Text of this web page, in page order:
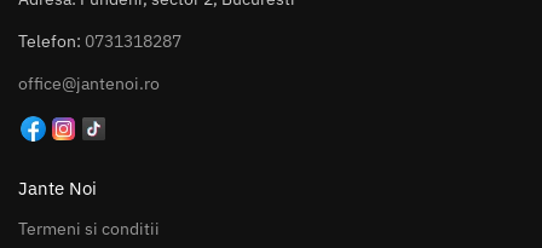
Telefon: 0731318287
office@jantenoi.ro
Jante Noi
Termeni si conditii